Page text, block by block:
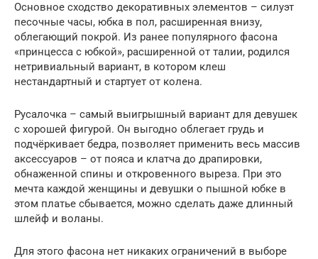
Основное сходство декоративных элементов – силуэт
песочные часы, юбка в пол, расширенная внизу,
облегающий покрой. Из ранее популярного фасона
«принцесса с юбкой», расширенной от талии, родился
нетривиальный вариант, в котором клеш
нестандартный и стартует от колена.
Русалочка – самый выигрышный вариант для девушек
с хорошей фигурой. Он выгодно облегает грудь и
подчёркивает бедра, позволяет применить весь массив
аксессуаров – от пояса и клатча до драпировки,
обнаженной спины и откровенного выреза. При это
мечта каждой женщины и девушки о пышной юбке в
этом платье сбывается, можно сделать даже длинный
шлейф и воланы.
Для этого фасона нет никаких ограничений в выборе